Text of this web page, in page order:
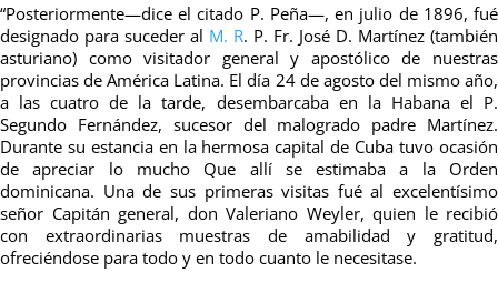
“Posteriormente—dice el citado P. Peña—, en julio de 1896, fué
designado para suceder al M. R. P. Fr. José D. Martínez (también
asturiano) como visitador general y apostólico de nuestras
provincias de América Latina. El día 24 de agosto del mismo año,
a las cuatro de la tarde, desembarcaba en la Habana el P.
Segundo Fernández, sucesor del malogrado padre Martínez.
Durante su estancia en la hermosa capital de Cuba tuvo ocasión
de apreciar lo mucho Que allí se estimaba a la Orden
dominicana. Una de sus primeras visitas fué al excelentísimo
señor Capitán general, don Valeriano Weyler, quien le recibió
con extraordinarias muestras de amabilidad y gratitud,
ofreciéndose para todo y en todo cuanto le necesitase.